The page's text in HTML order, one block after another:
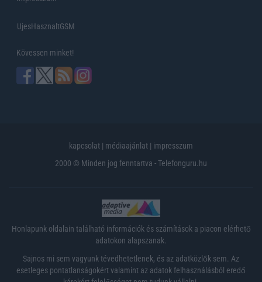
UjesHasznaltGSM
Kövessen minket!
kapcsolat | médiaajánlat | impresszum
2000 © Minden jog fenntartva - Telefonguru.hu
Honlapunk oldalain található információk és számítások a piacon elérhető
adatokon alapszanak.
Sajnos mi sem vagyunk tévedhetetlenek, és az adatközlők sem. Az
esetleges pontatlanságokért valamint az adatok felhasználásból eredő